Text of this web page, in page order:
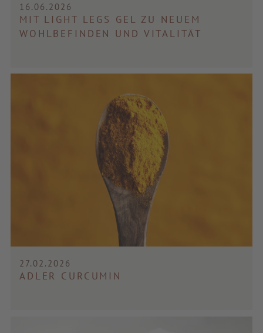
16.06.2026
MIT LIGHT LEGS GEL ZU NEUEM
WOHLBEFINDEN UND VITALITÄT
27.02.2026
ADLER CURCUMIN